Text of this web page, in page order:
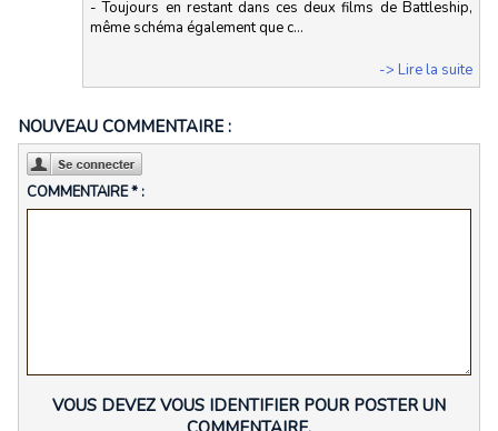
- Toujours en restant dans ces deux films de Battleship,
même schéma également que c...
-> Lire la suite
NOUVEAU COMMENTAIRE :
COMMENTAIRE * :
VOUS DEVEZ VOUS IDENTIFIER POUR POSTER UN